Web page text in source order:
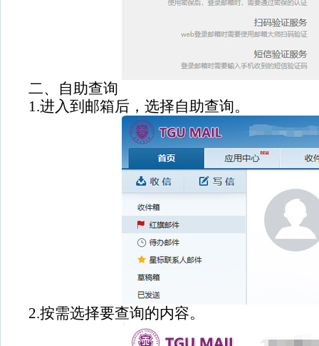
二、自助查询
1.进入到邮箱后，选择自助查询。
2.按需选择要查询的内容。